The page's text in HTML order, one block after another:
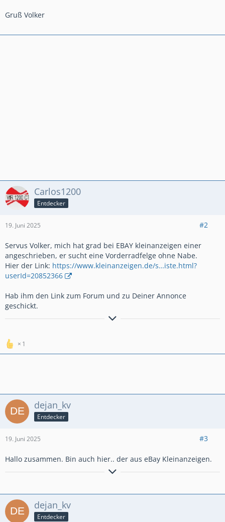
Gruß Volker
Carlos1200
Entdecker
19. Juni 2025 #2
Servus Volker, mich hat grad bei EBAY kleinanzeigen einer
angeschrieben, er sucht eine Vorderradfelge ohne Nabe.
Hier der Link: https://www.kleinanzeigen.de/s…iste.html?
userId=20852366
Hab ihm den Link zum Forum und zu Deiner Annonce
geschickt.
*****************************
Karl
*****************************
1
dejan_kv
Entdecker
19. Juni 2025 #3
Hallo zusammen. Bin auch hier.. der aus eBay Kleinanzeigen.
Crosstourer EZ: 2013
Givi Airflow
H&B Topcase Xplorer 45
dejan_kv
Entdecker